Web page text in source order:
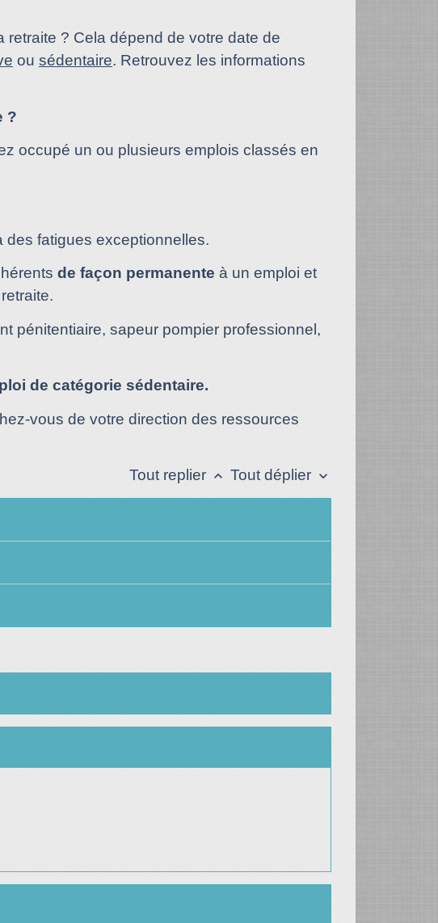
? Cela dépend de votre date de
ou sédentaire. Retrouvez les informations
?
occupé un ou plusieurs emplois classés en
des fatigues exceptionnelles.
de façon permanente à un emploi et
pénitentiaire, sapeur pompier professionnel,
de catégorie sédentaire.
vous de votre direction des ressources
Tout replier keyboard_arrow_up Tout déplier keyboard_arrow_down